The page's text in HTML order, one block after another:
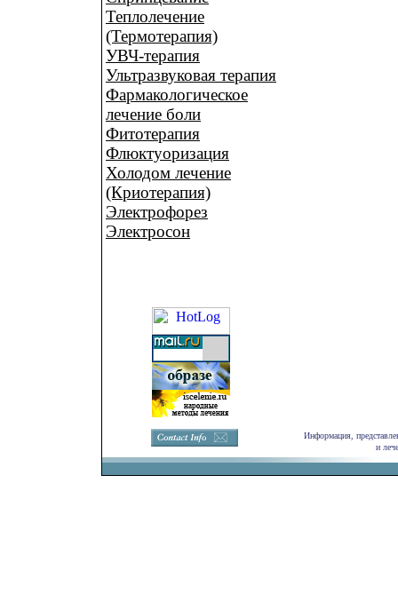
Теплолечение
(Термотерапия)
УВЧ-терапия
Ультразвуковая терапия
Фармакологическое
лечение боли
Фитотерапия
Флюктуоризация
Холодом лечение
(Криотерапия)
Электрофорез
Электросон
Информация,
и